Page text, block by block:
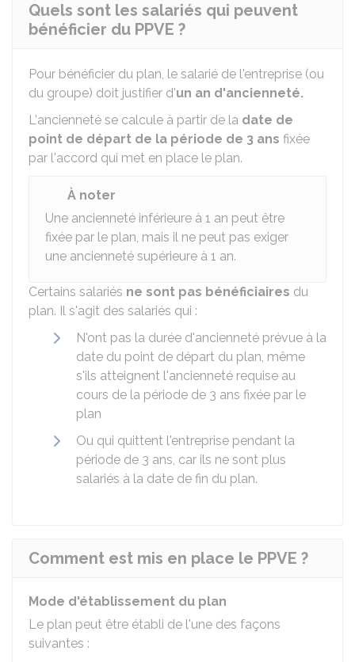
Quels sont les salariés qui peuvent
bénéficier du PPVE ?
Pour bénéficier du plan, le salarié de l'entreprise (ou
du groupe) doit justifier d'un an d'ancienneté.
L'ancienneté se calcule à partir de la date de
point de départ de la période de 3 ans fixée
par l'accord qui met en place le plan.
À noter
Une ancienneté inférieure à 1 an peut être
fixée par le plan, mais il ne peut pas exiger
une ancienneté supérieure à 1 an.
Certains salariés ne sont pas bénéficiaires du
plan. Il s'agit des salariés qui :
N'ont pas la durée d'ancienneté prévue à la
date du point de départ du plan, même
s'ils atteignent l'ancienneté requise au
cours de la période de 3 ans fixée par le
plan
Ou qui quittent l'entreprise pendant la
période de 3 ans, car ils ne sont plus
salariés à la date de fin du plan.
Comment est mis en place le PPVE ?
Mode d'établissement du plan
Le plan peut être établi de l'une des façons
suivantes :